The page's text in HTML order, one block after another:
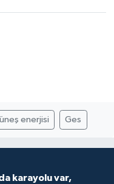
enerjisi Ges
karayolu var,